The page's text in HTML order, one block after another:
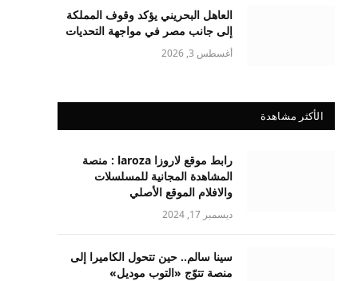
العاهل البحريني يؤكد وقوف المملكة
إلى جانب مصر في مواجهة التحديات
أغسطس 3, 2026
الأكثر مشاهدة
رابط موقع لاروزا laroza : منصة
المشاهدة المجانية للمسلسلات
والافلام الموقع الأصلي
ديسمبر 17, 2024
سينا سالم.. حين تتحول الكاميرا إلى
منصة تتوّج «التوب موديل»